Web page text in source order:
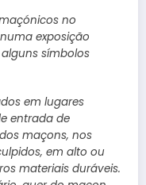
no
exposição
símbolos
em lugares
entrada de
maçons, nos
em alto ou
materiais duráveis.